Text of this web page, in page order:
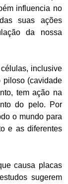
influencia no
suas ações
da nossa
inclusive
piloso (cavidade
tem ação na
do pelo. Por
o mundo para
e as diferentes
causa placas
sugerem